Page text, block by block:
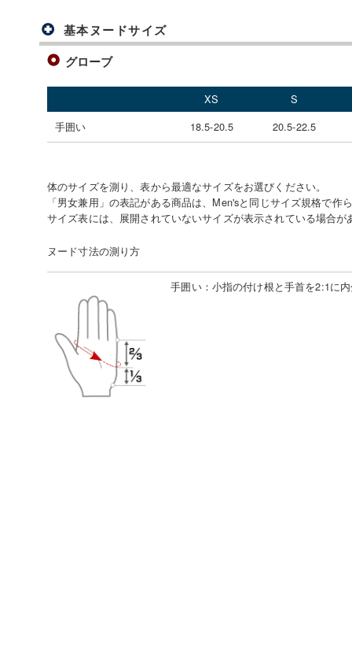
基本ヌードサイズ
グローブ
XS
S
手囲い
18.5-20.5 20.5-22.5
体のサイズを測り、表から最適なサイズをお選びください。
「男女兼用」の表記がある商品は、Men'sと同じサイズ規格で作
サイズ表には、展開されていないサイズが表示されている場合が
ヌード寸法の測り方
手囲い： 小指の付け根と手首を2:1に